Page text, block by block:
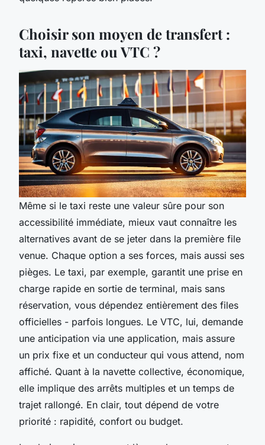
Choisir son moyen de transfert :
taxi, navette ou VTC ?
Même si le taxi reste une valeur sûre pour son
accessibilité immédiate, mieux vaut connaître les
alternatives avant de se jeter dans la première file
venue. Chaque option a ses forces, mais aussi ses
pièges. Le taxi, par exemple, garantit une prise en
charge rapide en sortie de terminal, mais sans
réservation, vous dépendez entièrement des files
officielles - parfois longues. Le VTC, lui, demande
une anticipation via une application, mais assure
un prix fixe et un conducteur qui vous attend, nom
affiché. Quant à la navette collective, économique,
elle implique des arrêts multiples et un temps de
trajet rallongé. En clair, tout dépend de votre
priorité : rapidité, confort ou budget.